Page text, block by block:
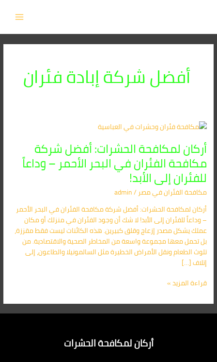
أفضل شركة إبادة فئران
أركان لمكافحة الحشرات: أفضل شركة
مكافحة الفئران في البحر الأحمر – وداعاً
للفئران إلى الأبد!
مكافحة الفئران​ في مصر/
admin
أركان لمكافحة الحشرات: أفضل شركة مكافحة الفئران في البحر الأحمر
– وداعاً للفئران إلى الأبد! لا شك أن وجود الفئران في منزلك أو مكان
عملك يشكل مصدر إزعاج وقلق كبيرين. هذه الكائنات ليست فقط مقززة،
بل تحمل معها مجموعة واسعة من المخاطر الصحية والاقتصادية. من
تلوث الطعام ونقل الأمراض الخطيرة مثل السالمونيلا والطاعون، إلى
إتلاف […]
أركان
الحشرات:
أفضل
شركة
مكافحة
الفئران
البحر
الأحمر
–
وداعاً
للفئران
إلى
قراءة المزيد »
أركان لمكافحة الحشرات